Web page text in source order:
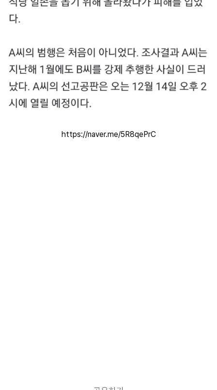
https://naver.me/5R8qePrC